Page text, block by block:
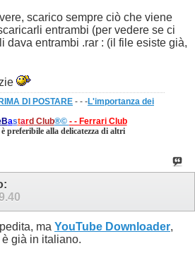
scarico sempre ciò che viene
entrambi (per vedere se ci
dava entrambi .rar : (il file esiste già,
DI POSTARE - - -L'importanza dei
Bastard Club®© - - Ferrari Club
preferibile alla delicatezza di altri
ma YouTube Downloader,
già in italiano.